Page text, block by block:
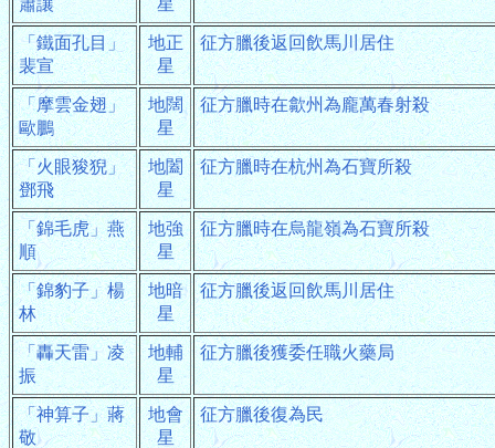
「鐵面孔目」
裴宣
地正
星
征方臘後返回飲馬川居住
「摩雲金翅」
歐鵬
地闊
星
征方臘時在歙州為龐萬春射殺
「火眼狻猊」
鄧飛
地闔
星
征方臘時在杭州為石寶所殺
「錦毛虎」燕
順
地強
星
征方臘時在烏龍嶺為石寶所殺
「錦豹子」楊
林
地暗
星
征方臘後返回飲馬川居住
「轟天雷」凌
振
地輔
星
征方臘後獲委任職火藥局
「神算子」蔣
敬
地會
星
征方臘後復為民